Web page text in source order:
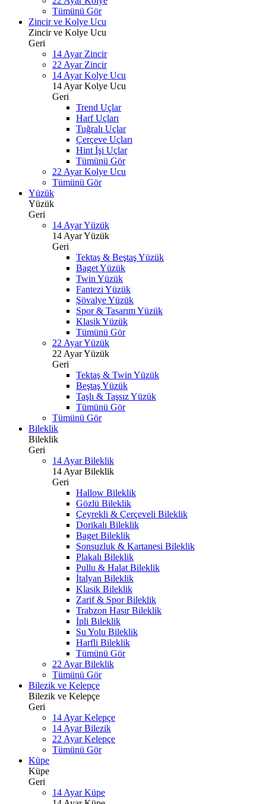
Tümünü Gör
Zincir ve Kolye Ucu
Zincir ve Kolye Ucu
Geri
14 Ayar Zincir
22 Ayar Zincir
14 Ayar Kolye Ucu
14 Ayar Kolye Ucu
Geri
Trend Uçlar
Harf Uçları
Tuğralı Uçlar
Çerçeve Uçları
Hint İşi Uçlar
Tümünü Gör
22 Ayar Kolye Ucu
Tümünü Gör
Yüzük
Yüzük
Geri
14 Ayar Yüzük
14 Ayar Yüzük
Geri
Tektaş & Beştaş Yüzük
Baget Yüzük
Twin Yüzük
Fantezi Yüzük
Şövalye Yüzük
Spor & Tasarım Yüzük
Klasik Yüzük
Tümünü Gör
22 Ayar Yüzük
22 Ayar Yüzük
Geri
Tektaş & Twin Yüzük
Beştaş Yüzük
Taşlı & Taşsız Yüzük
Tümünü Gör
Tümünü Gör
Bileklik
Bileklik
Geri
14 Ayar Bileklik
14 Ayar Bileklik
Geri
Hallow Bileklik
Gözlü Bileklik
Çeyrekli & Çerçeveli Bileklik
Dorikalı Bileklik
Baget Bileklik
Sonsuzluk & Kartanesi Bileklik
Plakalı Bileklik
Pullu & Halat Bileklik
İtalyan Bileklik
Klasik Bileklik
Zarif & Spor Bileklik
Trabzon Hasır Bileklik
İpli Bileklik
Su Yolu Bileklik
Harfli Bileklik
Tümünü Gör
22 Ayar Bileklik
Tümünü Gör
Bilezik ve Kelepçe
Bilezik ve Kelepçe
Geri
14 Ayar Kelepçe
14 Ayar Bilezik
22 Ayar Kelepçe
Tümünü Gör
Küpe
Küpe
Geri
14 Ayar Küpe